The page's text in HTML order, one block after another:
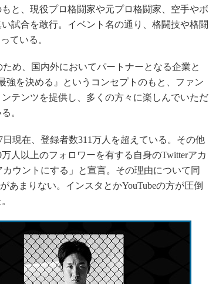
と、現役プロ格闘家や元プロ格闘家、空手やボ
試合を敢行。イベント名の通り、格闘技や格闘
ている。
め、国内外においてパートナーとなる企業と
強を決める』というコンセプトのもと、ファン
テンツを提供し、多くの方々に楽しんでいただ
。
現在、登録者数311万人を超えている。その他
人以上のフォロワーを有する自身のTwitterアカ
ウントにする」と宣言。その理由について同
あまりない。インスタとかYouTubeの方が圧倒